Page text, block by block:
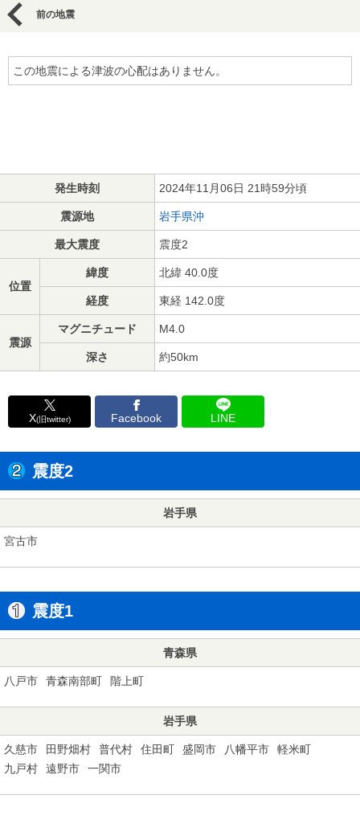
前の地震
この地震による津波の心配はありません。
発生時刻 2024年11月06日 21時59分頃
震源地 岩手県沖
最大震度 震度2
位置
緯度 北緯 40.0度
経度 東経 142.0度
震源
マグニチュード M4.0
深さ 約50km
X(旧twitter) Facebook LINE
震度2
岩手県
宮古市
震度1
青森県
八戸市 青森南部町 階上町
岩手県
久慈市 田野畑村 普代村 住田町 盛岡市 八幡平市
軽米町
九戸村
遠野市 一関市